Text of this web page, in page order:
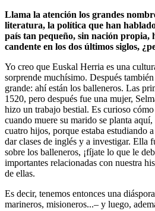
Llama la atención los grandes
literatura, la política que han
país tan pequeño, sin nación propia,
candente en los dos últimos siglos,
Yo creo que Euskal Herria es una
sorprende muchísimo. Después
grande: ahí están los balleneros. Las
1520, pero después fue una mujer,
hizo un trabajo bestial. Es curioso
cuando muere su marido se planta
cuatro hijos, porque estaba estudiando
dar clases de inglés y a investigar. Ella
sobre los balleneros, ¡fíjate lo que le
importantes relacionadas con nuestra
de ellas.
Es decir, tenemos entonces una
marineros, misioneros...– y luego,